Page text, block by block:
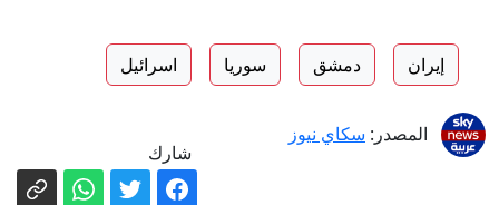
إيران دمشق سوريا اسرائيل
المصدر: سكاي نيوز
شارك